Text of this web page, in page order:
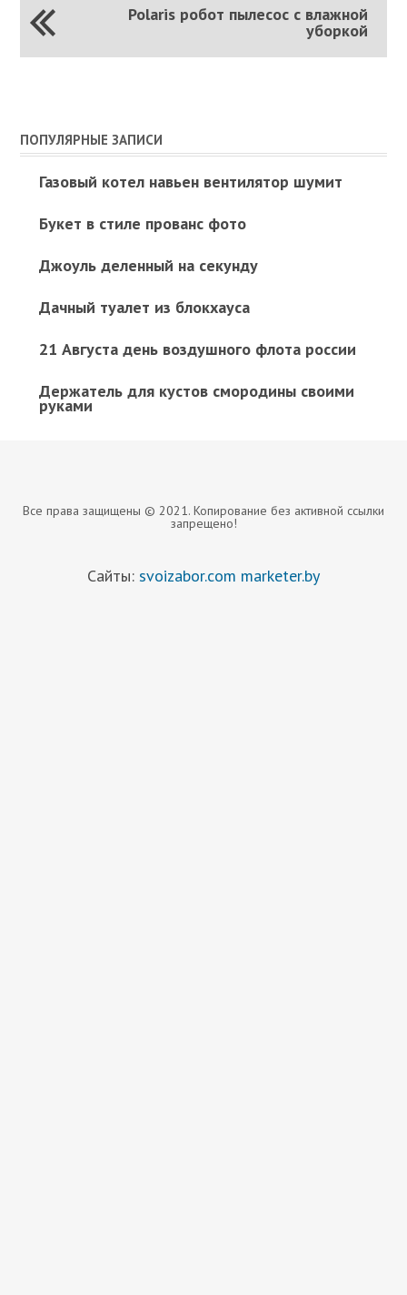
Polaris робот пылесос с влажной
уборкой
ПОПУЛЯРНЫЕ ЗАПИСИ
Газовый котел навьен вентилятор шумит
Букет в стиле прованс фото
Джоуль деленный на секунду
Дачный туалет из блокхауса
21 Августа день воздушного флота россии
Держатель для кустов смородины своими
руками
Все права защищены © 2021. Копирование без активной ссылки
запрещено!
Сайты: svoizabor.com marketer.by